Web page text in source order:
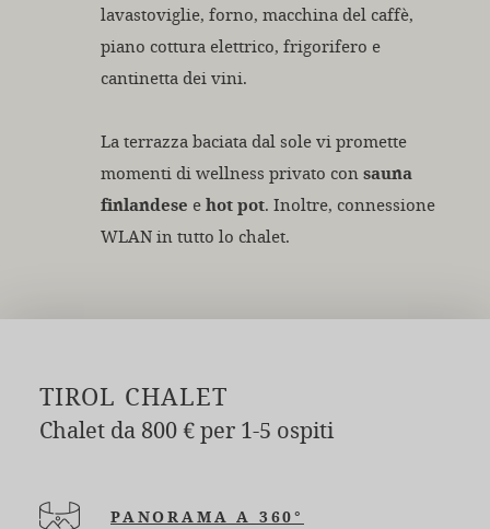
lavastoviglie, forno, macchina del caffè,
piano cottura elettrico, frigorifero e
cantinetta dei vini.
La terrazza baciata dal sole vi promette
momenti di wellness privato con sauna
finlandese e hot pot. Inoltre, connessione
WLAN in tutto lo chalet.
TIROL CHALET
Chalet da 800 € per 1-5 ospiti
PANORAMA A 360°